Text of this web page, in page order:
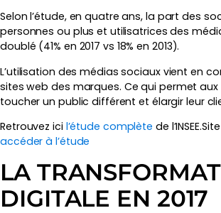
Selon l’étude, en quatre ans, la part des
personnes ou plus et utilisatrices des
doublé (41% en 2017 vs 18% en 2013).
L’utilisation des médias sociaux vient en
sites web des marques. Ce qui permet
toucher un public différent et élargir leur
Retrouvez ici l’étude complète de
accéder à l’étude
LA
DIGITALE EN 2017